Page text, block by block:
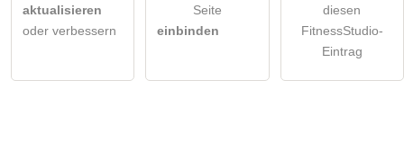
aktualisieren
oder verbessern
Seite
einbinden
diesen
FitnessStudio-
Eintrag